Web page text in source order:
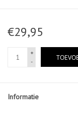
€29,95
+
-
Informatie